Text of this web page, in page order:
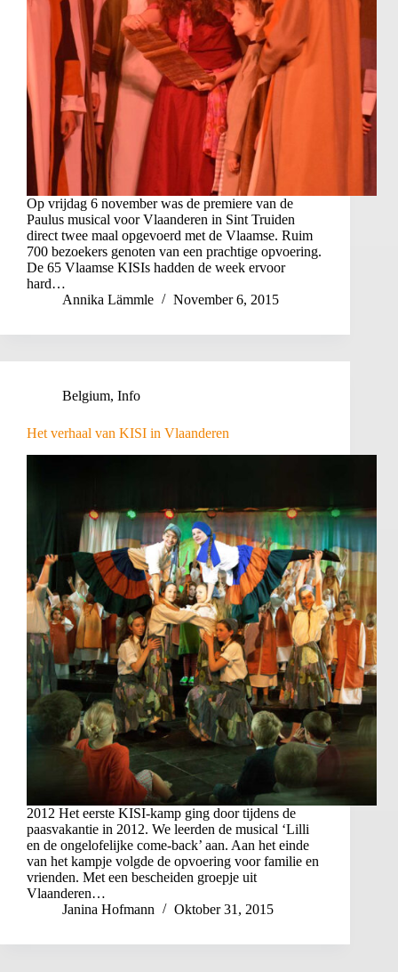
Op vrijdag 6 november was de premiere van de
Paulus musical voor Vlaanderen in Sint Truiden
direct twee maal opgevoerd met de Vlaamse. Ruim
700 bezoekers genoten van een prachtige opvoering.
De 65 Vlaamse KISIs hadden de week ervoor
hard…
Annika Lämmle
November 6, 2015
Belgium, Info
Het verhaal van KISI in Vlaanderen
2012 Het eerste KISI-kamp ging door tijdens de
paasvakantie in 2012. We leerden de musical ‘Lilli
en de ongelofelijke come-back’ aan. Aan het einde
van het kampje volgde de opvoering voor familie en
vrienden. Met een bescheiden groepje uit
Vlaanderen…
Janina Hofmann
Oktober 31, 2015